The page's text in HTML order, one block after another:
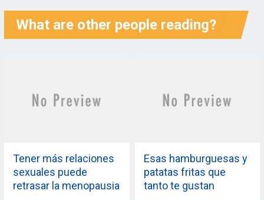
What are other people reading?
Tener más relaciones
sexuales puede
retrasar la menopausia
Esas hamburguesas y
patatas fritas que
tanto te gustan